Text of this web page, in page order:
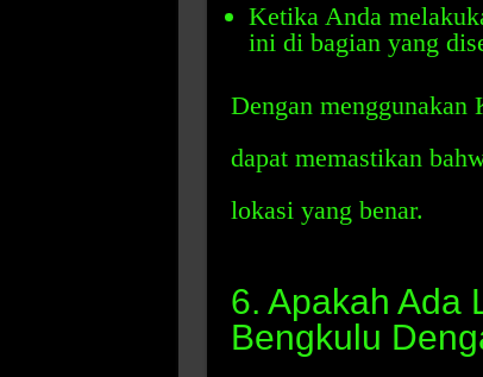
Ketika Anda
ini di bagian yang
Dengan menggunakan
dapat memastikan
lokasi yang benar.
6. Apakah Ada
Bengkulu